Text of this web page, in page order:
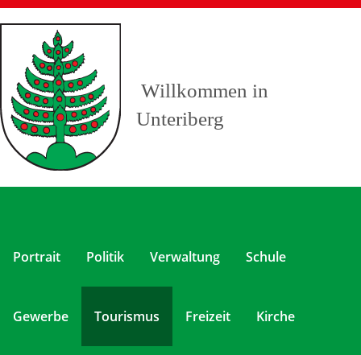
Willkommen in
Unteriberg
Portrait Politik Verwaltung Schule
Gewerbe Tourismus Freizeit Kirche